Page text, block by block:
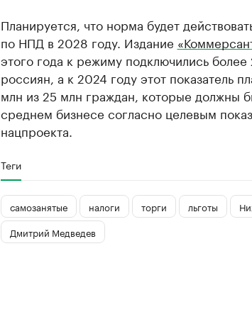
Планируется, что норма будет
по НПД в 2028 году. Издание
этого года к режиму подключились
россиян, а к 2024 году этот показатель
млн из 25 млн граждан, которые должны
среднем бизнесе согласно целевым
нацпроекта.
Теги
самозанятые налоги торги льготы
Дмитрий Медведев